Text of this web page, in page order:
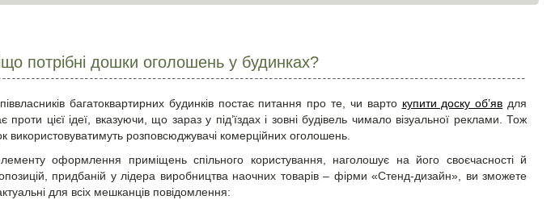
потрібні дошки оголошень у будинках?
багатоквартирних будинків постає питання про те, чи варто купити доску об’яв для
проти цієї ідеї, вказуючи, що зараз у під’їздах і зовні будівель чимало візуальної реклами. Тож
розповсюджувачі комерційних оголошень.
оформлення приміщень спільного користування, наголошує на його своєчасності й
, придбаній у лідера виробництва наочних товарів – фірми «Стенд-дизайн», ви зможете
для всіх мешканців повідомлення: